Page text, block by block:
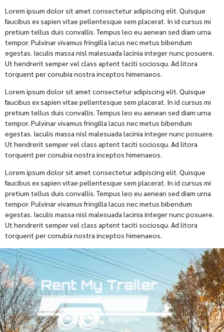
Lorem ipsum dolor sit amet consectetur adipiscing elit. Quisque
faucibus ex sapien vitae pellentesque sem placerat. In id cursus mi
pretium tellus duis convallis. Tempus leo eu aenean sed diam urna
tempor. Pulvinar vivamus fringilla lacus nec metus bibendum
egestas. Iaculis massa nisl malesuada lacinia integer nunc posuere.
Ut hendrerit semper vel class aptent taciti sociosqu. Ad litora
torquent per conubia nostra inceptos himenaeos.
Lorem ipsum dolor sit amet consectetur adipiscing elit. Quisque
faucibus ex sapien vitae pellentesque sem placerat. In id cursus mi
pretium tellus duis convallis. Tempus leo eu aenean sed diam urna
tempor. Pulvinar vivamus fringilla lacus nec metus bibendum
egestas. Iaculis massa nisl malesuada lacinia integer nunc posuere.
Ut hendrerit semper vel class aptent taciti sociosqu. Ad litora
torquent per conubia nostra inceptos himenaeos.
Lorem ipsum dolor sit amet consectetur adipiscing elit. Quisque
faucibus ex sapien vitae pellentesque sem placerat. In id cursus mi
pretium tellus duis convallis. Tempus leo eu aenean sed diam urna
tempor. Pulvinar vivamus fringilla lacus nec metus bibendum
egestas. Iaculis massa nisl malesuada lacinia integer nunc posuere.
Ut hendrerit semper vel class aptent taciti sociosqu. Ad litora
torquent per conubia nostra inceptos himenaeos.